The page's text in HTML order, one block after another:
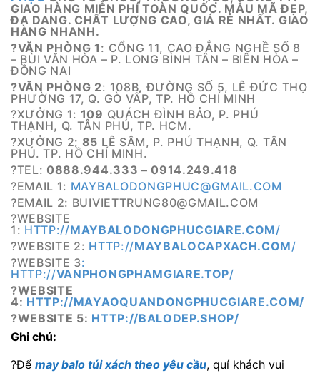
GIAO HÀNG MIỄN PHÍ TOÀN QUỐC. MẪU MÃ ĐẸP,
ĐA DANG. CHẤT LƯỢNG CAO, GIÁ RẺ NHẤT. GIAO
HÀNG NHANH.
?VĂN PHÒNG 1 : CỔNG 11, CAO ĐẲNG NGHỀ SỐ 8
– BÙI VĂN HÒA – P. LONG BÌNH TÂN – BIÊN HÒA –
ĐỒNG NAI
?VĂN PHÒNG 2: 108B, ĐƯỜNG SỐ 5, LÊ ĐỨC THỌ
PHƯỜNG 17, Q. GÒ VẤP, TP. HỒ CHÍ MINH
?XƯỞNG 1: 109 QUÁCH ĐÌNH BẢO, P. PHÚ
THẠNH, Q. TÂN PHÚ, TP. HCM.
?XƯỞNG 2: 85 LÊ SÂM, P. PHÚ THẠNH, Q. TÂN
PHÚ. TP. HỒ CHÍ MINH.
?TEL: 0888.944.333 – 0914.249.418
?EMAIL 1: MAYBALODONGPHUC@GMAIL.COM
?EMAIL 2: BUIVIETTRUNG80@GMAIL.COM
?WEBSITE
1: HTTP://MAYBALODONGPHUCGIARE.COM/
?WEBSITE 2: HTTP://MAYBALOCAPXACH.COM/
?WEBSITE 3:
HTTP://VANPHONGPHAMGIARE.TOP/
?WEBSITE
4: HTTP://MAYAOQUANDONGPHUCGIARE.COM/
?WEBSITE 5: HTTP://BALODEP.SHOP/
Ghi chú:
?Để may balo túi xách theo yêu cầu, quí khách vui